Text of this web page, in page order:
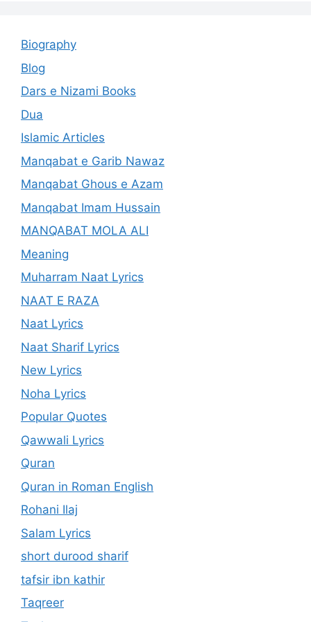
Biography
Blog
Dars e Nizami Books
Dua
Islamic Articles
Manqabat e Garib Nawaz
Manqabat Ghous e Azam
Manqabat Imam Hussain
MANQABAT MOLA ALI
Meaning
Muharram Naat Lyrics
NAAT E RAZA
Naat Lyrics
Naat Sharif Lyrics
New Lyrics
Noha Lyrics
Popular Quotes
Qawwali Lyrics
Quran
Quran in Roman English
Rohani Ilaj
Salam Lyrics
short durood sharif
tafsir ibn kathir
Taqreer